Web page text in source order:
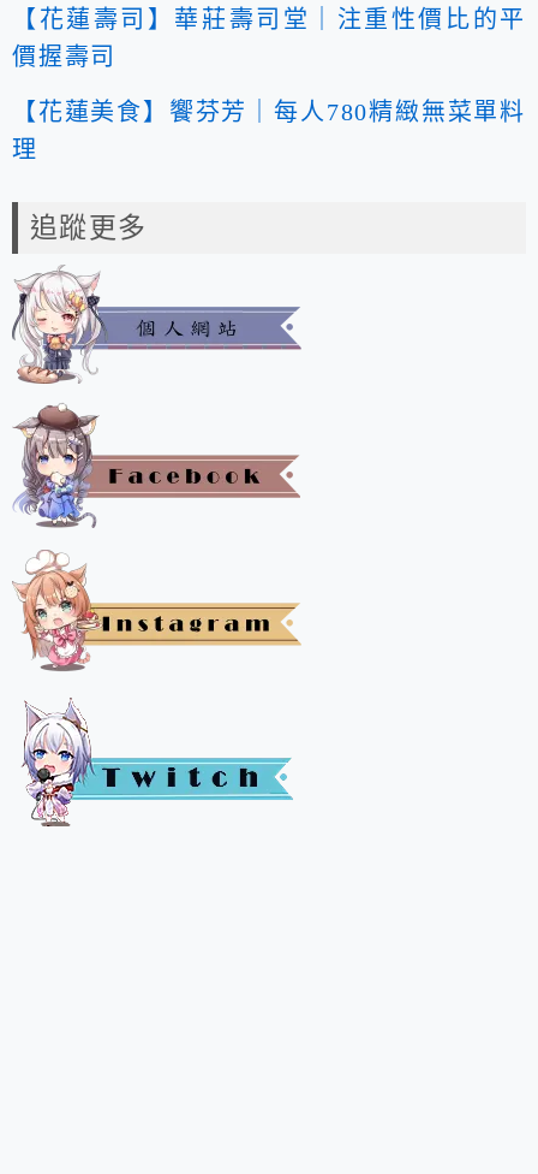
【花蓮壽司】華莊壽司堂｜注重性價比的平
價握壽司
【花蓮美食】饗芬芳｜每人780精緻無菜單料
理
追蹤更多